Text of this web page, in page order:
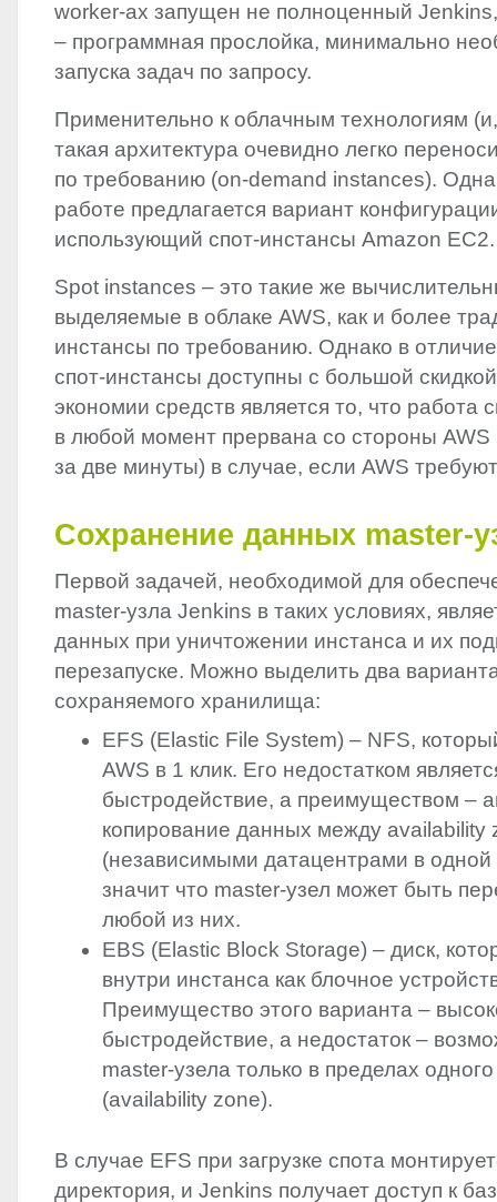
worker-ах запущен не полноценный
– программная прослойка, минимально
запуска задач по запросу.
Применительно к облачным технологиям
такая архитектура очевидно легко
по требованию (on-demand instances).
работе предлагается вариант
использующий спот-инстансы Amazon EC2.
Spot instances – это такие же
выделяемые в облаке AWS, как и более
инстансы по требованию. Однако в
спот-инстансы доступны с большой
экономии средств является то, что работа
в любой момент прервана со стороны AWS
за две минуты) в случае, если AWS
Сохранение данных master-
Первой задачей, необходимой для
master-узла Jenkins в таких условиях,
данных при уничтожении инстанса и их
перезапуске. Можно выделить два
сохраняемого хранилища:
EFS (Elastic File System) – NFS,
AWS в 1 клик. Его недостатком
быстродействие, а преимуществом –
копирование данных между availability
(независимыми датацентрами в одной
значит что master-узел может быть
любой из них.
EBS (Elastic Block Storage) – диск,
внутри инстанса как блочное
Преимущество этого варианта –
быстродействие, а недостаток –
master-узела только в пределах
(availability zone).
В случае EFS при загрузке спота
директория, и Jenkins получает доступ к